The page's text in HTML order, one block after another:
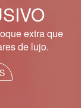
extra que
de lujo.